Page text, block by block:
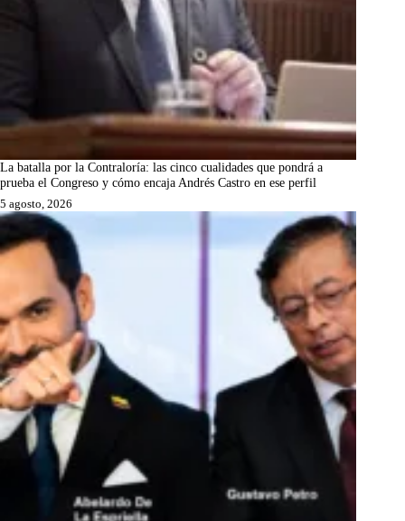
La batalla por la Contraloría: las cinco cualidades que pondrá a
prueba el Congreso y cómo encaja Andrés Castro en ese perfil
5 agosto, 2026